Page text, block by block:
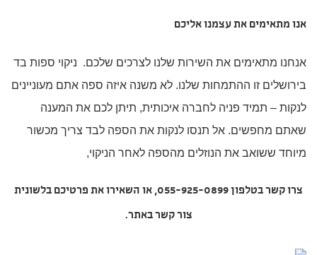
אנו מתאימים את עצמנו אליכם
אנחנו מתאימים את השירות שלנו לצרכים שלכם. ניקוי ספות בד
בירושלים זו ההתמחות שלנו. לא משנה איזה ספה אתם מעוניינים
לנקות – תמיד פניה לחברה איכותית, תיתן לכם את המענה
שאתם מחפשים. אל תנסו לנקות את הספה לבד צריך מכשור
מיוחד ששואב את הנוזלים מהספה לאחר הניקוי,
צרו קשר בטלפון 055-925-0899, או השאירו את פרטיכם בלשונית
צור קשר באתר.